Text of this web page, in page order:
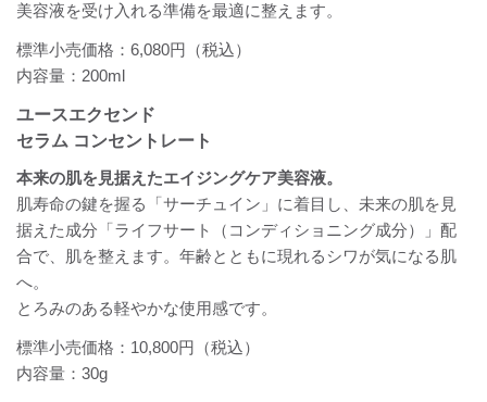
美容液を受け入れる準備を最適に整えます。
標準小売価格：6,080円（税込）
内容量：200ml
ユースエクセンド
セラム コンセントレート
本来の肌を見据えたエイジングケア美容液。
肌寿命の鍵を握る「サーチュイン」に着目し、未来の肌を見
据えた成分「ライフサート（コンディショニング成分）」配
合で、肌を整えます。年齢とともに現れるシワが気になる肌
へ。
とろみのある軽やかな使用感です。
標準小売価格：10,800円（税込）
内容量：30g